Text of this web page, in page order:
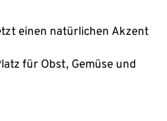
einen natürlichen Akzent
für Obst, Gemüse und